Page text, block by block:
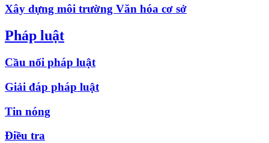
Xây dựng môi trường Văn hóa cơ sở
Pháp luật
Cầu nối pháp luật
Giải đáp pháp luật
Tin nóng
Điều tra